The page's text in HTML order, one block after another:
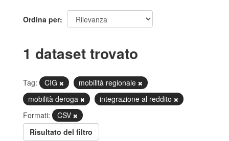
Ordina per
1 dataset trovato
Tag: CIG
mobilità regionale
mobilità deroga
integrazione al reddito
Formati:
CSV
Risultato del filtro